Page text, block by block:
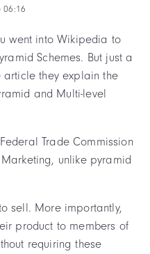
06:16
went into Wikipedia to
Schemes. But just a
they explain the
and Multi-level
Trade Commission
unlike pyramid
sell. More importantly,
product to members of
requiring these